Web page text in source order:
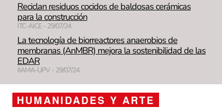
Reciclan residuos cocidos de baldosas cerámicas
para la construcción
ITC-AICE - 29/07/24
La tecnología de biorreactores anaerobios de
membranas (AnMBR) mejora la sostenibilidad de las
EDAR
IIAMA-UPV - 29/07/24
HUMANIDADES Y ARTE